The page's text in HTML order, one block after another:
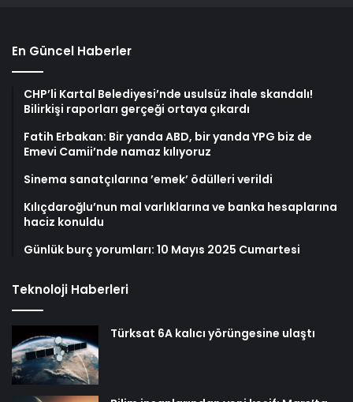
En Güncel Haberler
CHP’li Kartal Belediyesi’nde usulsüz ihale skandalı!
Bilirkişi raporları gerçeği ortaya çıkardı
Fatih Erbakan: Bir yanda ABD, bir yanda YPG biz de
Emevi Camii’nde namaz kılıyoruz
Sinema sanatçılarına ’emek’ ödülleri verildi
Kılıçdaroğlu’nun mal varlıklarına ve banka hesaplarına
haciz konuldu
Günlük burç yorumları: 10 Mayıs 2025 Cumartesi
Teknoloji Haberleri
Türksat 6A kalıcı yörüngesine ulaştı